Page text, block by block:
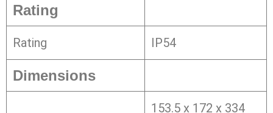
Rating
Rating IP54
Dimensions
153.5 x 172 x 334